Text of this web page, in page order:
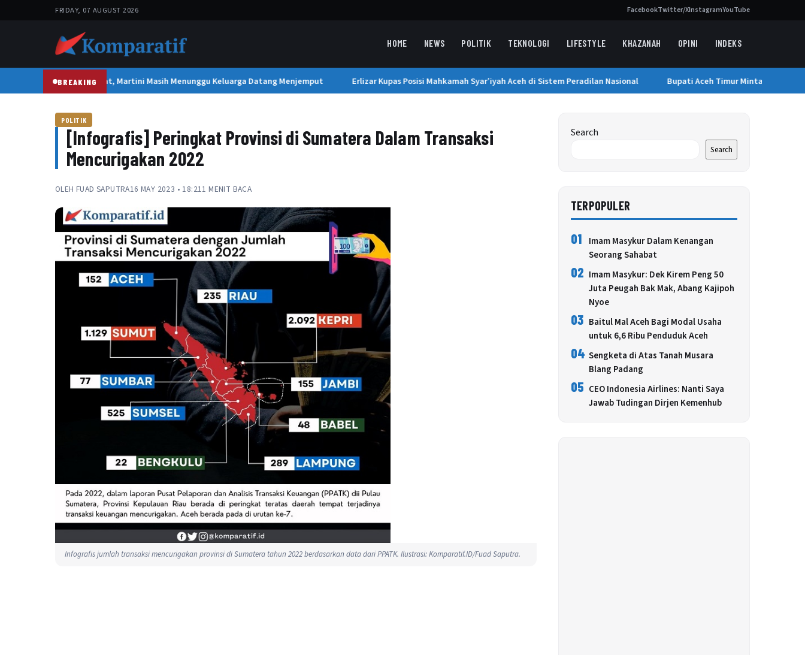
FRIDAY, 07 AUGUST 2026 FacebookTwitter/XInstagramYouTube
HOME NEWS POLITIK TEKNOLOGI LIFESTYLE KHAZANAH OPINI INDEKS
BREAKING
2 Tahun Dirawat, Martini Masih Menunggu Keluarga Datang Menjemput Erlizar Kupas Posisi Mahkamah Syar’iyah Aceh di Sistem Peradilan Nasional Bupati Aceh Timur Minta Dana
POLITIK
[Infografis] Peringkat Provinsi di Sumatera Dalam Transaksi
Mencurigakan 2022
OLEH FUAD SAPUTRA16 MAY 2023 • 18:211 MENIT BACA
Infografis jumlah transaksi mencurigakan provinsi di Sumatera tahun 2022 berdasarkan data dari PPATK. Ilustrasi: Komparatif.ID/Fuad Saputra.
Search
Search
TERPOPULER
01
Imam Masykur Dalam Kenangan
Seorang Sahabat
02 Imam Masykur: Dek Kirem Peng 50
Juta Peugah Bak Mak, Abang Kajipoh
Nyoe
03 Baitul Mal Aceh Bagi Modal Usaha
untuk 6,6 Ribu Penduduk Aceh
04 Sengketa di Atas Tanah Musara
Blang Padang
05 CEO Indonesia Airlines: Nanti Saya
Jawab Tudingan Dirjen Kemenhub